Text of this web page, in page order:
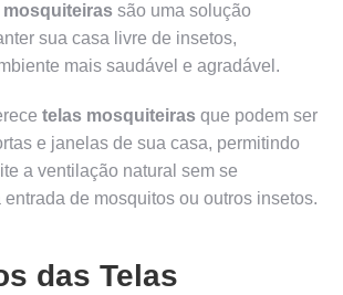
mosquiteiras são uma solução
sua casa livre de insetos,
mais saudável e agradável.
telas mosquiteiras que podem ser
e janelas de sua casa, permitindo
a ventilação natural sem se
entrada de mosquitos ou outros insetos.
das Telas